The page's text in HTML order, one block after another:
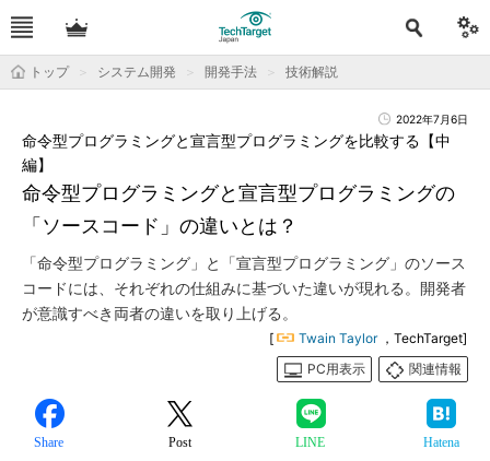
トップ システム開発 開発手法 技術解説
2022年7月6日
命令型プログラミングと宣言型プログラミングの
「ソースコード」の違いとは？
命令型プログラミングと宣言型プログラミングを比較する【中
編】
「命令型プログラミング」と「宣言型プログラミング」のソース
コードには、それぞれの仕組みに基づいた違いが現れる。開発者
が意識すべき両者の違いを取り上げる。
[ Twain Taylor ，TechTarget]
PC用表示
関連情報
Share Post LINE Hatena